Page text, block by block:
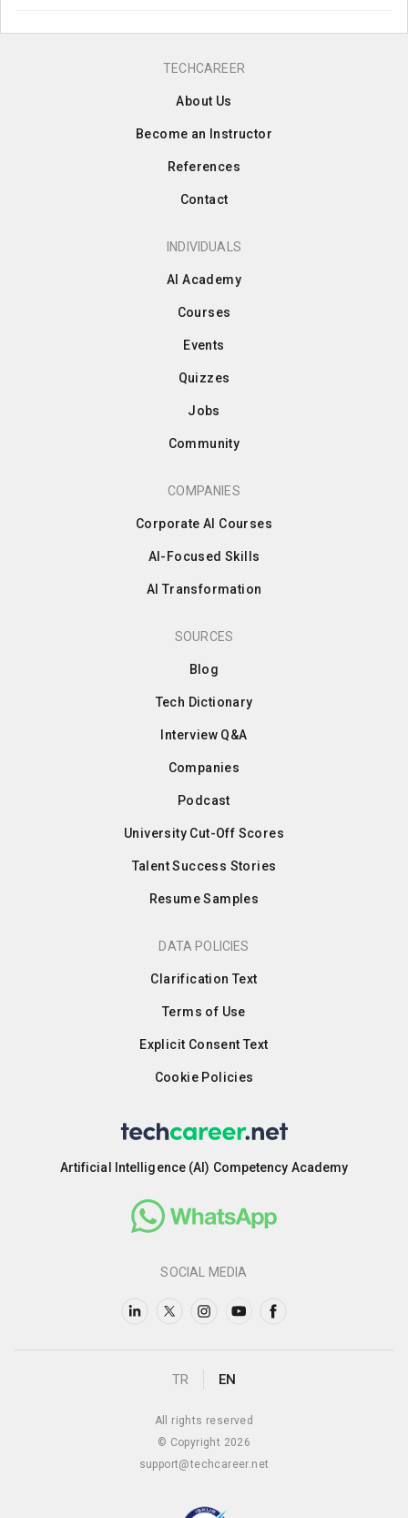
TECHCAREER
About Us
Become an Instructor
References
Contact
INDIVIDUALS
AI Academy
Courses
Events
Quizzes
Jobs
Community
COMPANIES
Corporate AI Courses
AI-Focused Skills
AI Transformation
SOURCES
Blog
Tech Dictionary
Interview Q&A
Companies
Podcast
University Cut-Off Scores
Talent Success Stories
Resume Samples
DATA POLICIES
Clarification Text
Terms of Use
Explicit Consent Text
Cookie Policies
Artificial Intelligence (AI) Competency Academy
SOCIAL MEDIA
TR EN
All rights reserved
© Copyright 2026
support@techcareer.net